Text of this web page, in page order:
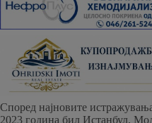
Според најновите
2023 година бил Истанбул.